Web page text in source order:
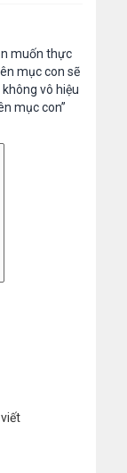
muốn thực
mục con sẽ
vô hiệu
mục con”